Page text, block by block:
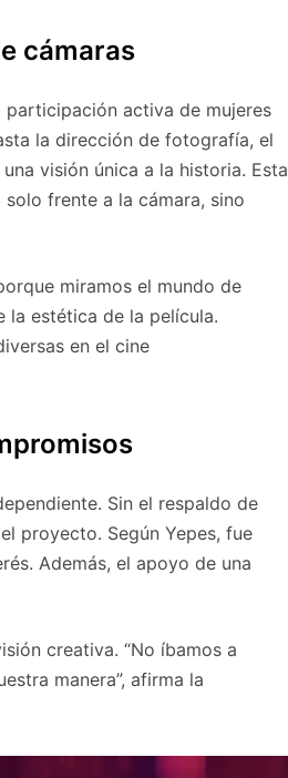
cámaras
participación activa de mujeres
la dirección de fotografía, el
visión única a la historia. Esta
frente a la cámara, sino
miramos el mundo de
la estética de la película.
en el cine
Sin el respaldo de
proyecto. Según Yepes, fue
Además, el apoyo de una
creativa. “No íbamos a
manera”, afirma la